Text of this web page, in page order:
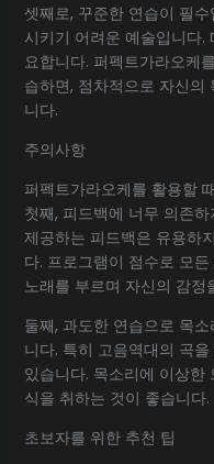
셋째로, 꾸준한 연습이 필
시키기 어려운 예술입니다.
요합니다. 퍼펙트가라오케
습하면, 점차적으로 자신의
니다.
주의사항
퍼펙트가라오케를 활용할
첫째, 피드백에 너무 의존
제공하는 피드백은 유용하
다. 프로그램이 점수로 모
노래를 부르며 자신의 감정
둘째, 과도한 연습으로 목
니다. 특히 고음역대의 곡
있습니다. 목소리에 이상한
식을 취하는 것이 좋습니다.
초보자를 위한 추천 팁